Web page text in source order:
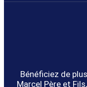
Bénéficiez de
Marcel Père et